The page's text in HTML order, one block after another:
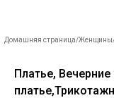
Платье,
Домашняя страница/Женщины